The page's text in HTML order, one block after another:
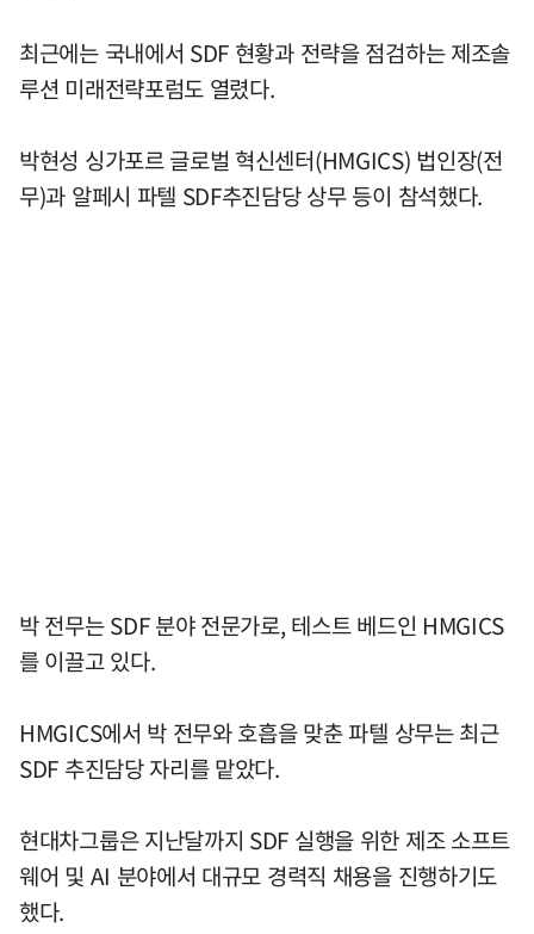
최근에는 국내에서 SDF 현황과 전략을 점검하는 제조솔
루션 미래전략포럼도 열렸다.
박현성 싱가포르 글로벌 혁신센터(HMGICS) 법인장(전
무)과 알페시 파텔 SDF추진담당 상무 등이 참석했다.
박 전무는 SDF 분야 전문가로, 테스트 베드인 HMGICS
를 이끌고 있다.
HMGICS에서 박 전무와 호흡을 맞춘 파텔 상무는 최근
SDF 추진담당 자리를 맡았다.
현대차그룹은 지난달까지 SDF 실행을 위한 제조 소프트
웨어 및 AI 분야에서 대규모 경력직 채용을 진행하기도
했다.